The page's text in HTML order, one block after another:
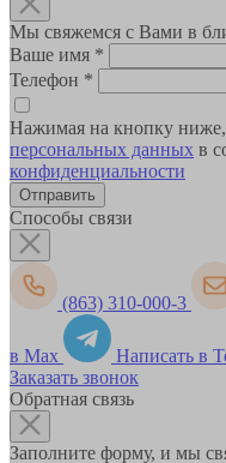
Мы свяжемся с Вами в
Ваше имя *
Телефон *
Нажимая на кнопку
персональных данных в
конфиденциальности
Способы связи
(863) 310-000-3
в Max
Написать в
Заказать звонок
Обратная связь
Заполните форму, и мы